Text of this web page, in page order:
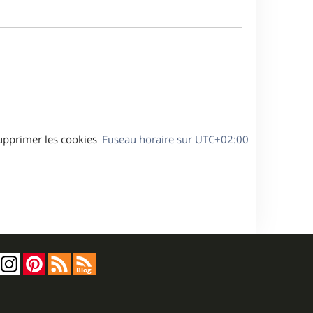
Fuseau horaire sur UTC+02:00
les cookies